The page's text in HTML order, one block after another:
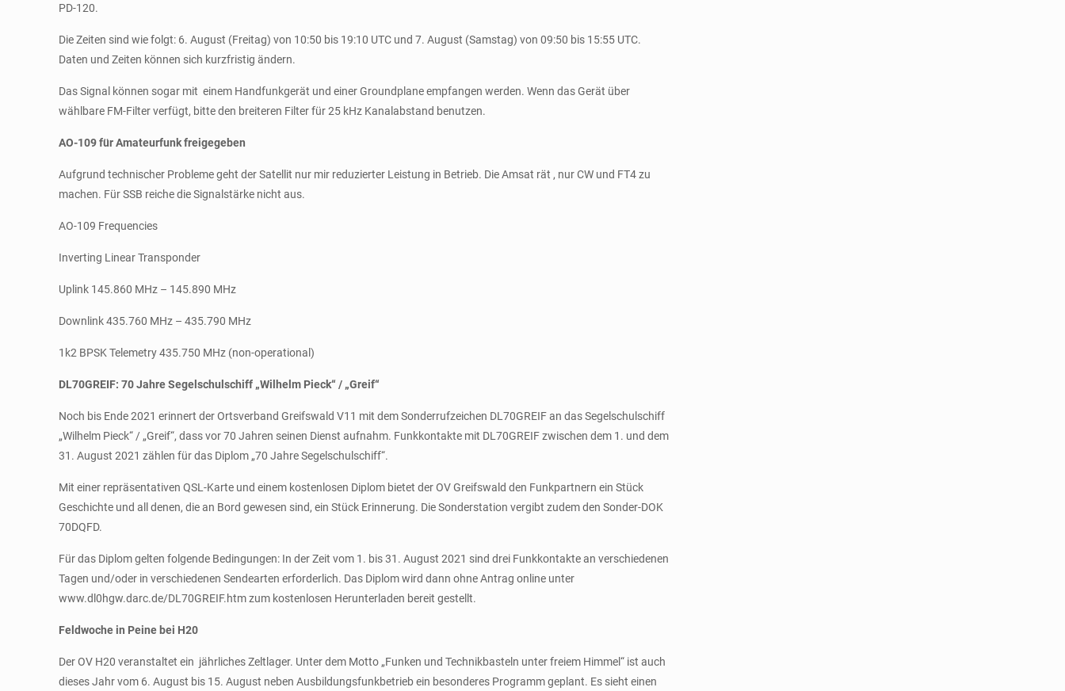
PD-120.
Die Zeiten sind wie folgt: 6. August (Freitag) von 10:50 bis 19:10 UTC und 7. August (Samstag) von 09:50 bis 15:55 UTC.
Daten und Zeiten können sich kurzfristig ändern.
Das Signal können sogar mit einem Handfunkgerät und einer Groundplane empfangen werden. Wenn das Gerät über
wählbare FM-Filter verfügt, bitte den breiteren Filter für 25 kHz Kanalabstand benutzen.
AO-109 für Amateurfunk freigegeben
Aufgrund technischer Probleme geht der Satellit nur mir reduzierter Leistung in Betrieb. Die Amsat rät , nur CW und FT4 zu
machen. Für SSB reiche die Signalstärke nicht aus.
AO-109 Frequencies
Inverting Linear Transponder
Uplink 145.860 MHz – 145.890 MHz
Downlink 435.760 MHz – 435.790 MHz
1k2 BPSK Telemetry 435.750 MHz (non-operational)
DL70GREIF: 70 Jahre Segelschulschiff „Wilhelm Pieck“ / „Greif“
Noch bis Ende 2021 erinnert der Ortsverband Greifswald V11 mit dem Sonderrufzeichen DL70GREIF an das Segelschulschiff
„Wilhelm Pieck“ / „Greif“, dass vor 70 Jahren seinen Dienst aufnahm. Funkkontakte mit DL70GREIF zwischen dem 1. und dem
31. August 2021 zählen für das Diplom „70 Jahre Segelschulschiff“.
Mit einer repräsentativen QSL-Karte und einem kostenlosen Diplom bietet der OV Greifswald den Funkpartnern ein Stück
Geschichte und all denen, die an Bord gewesen sind, ein Stück Erinnerung. Die Sonderstation vergibt zudem den Sonder-DOK
70DQFD.
Für das Diplom gelten folgende Bedingungen: In der Zeit vom 1. bis 31. August 2021 sind drei Funkkontakte an verschiedenen
Tagen und/oder in verschiedenen Sendearten erforderlich. Das Diplom wird dann ohne Antrag online unter
www.dl0hgw.darc.de/DL70GREIF.htm zum kostenlosen Herunterladen bereit gestellt.
Feldwoche in Peine bei H20
Der OV H20 veranstaltet ein jährliches Zeltlager. Unter dem Motto „Funken und Technikbasteln unter freiem Himmel“ ist auch
dieses Jahr vom 6. August bis 15. August neben Ausbildungsfunkbetrieb ein besonderes Programm geplant. Es sieht einen